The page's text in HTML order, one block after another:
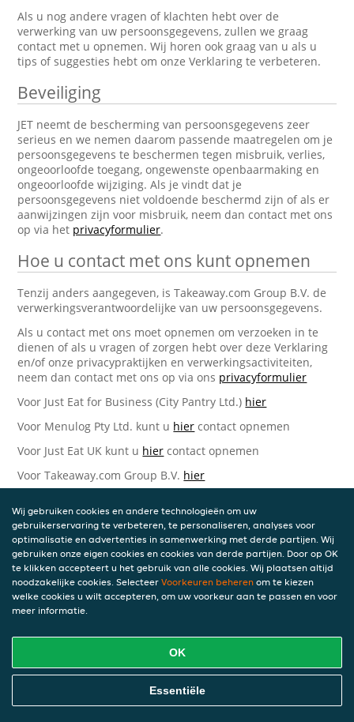
Als u nog andere vragen of klachten hebt over de
verwerking van uw persoonsgegevens, zullen we graag
contact met u opnemen. Wij horen ook graag van u als u
tips of suggesties hebt om onze Verklaring te verbeteren.
Beveiliging
JET neemt de bescherming van persoonsgegevens zeer
serieus en we nemen daarom passende maatregelen om je
persoonsgegevens te beschermen tegen misbruik, verlies,
ongeoorloofde toegang, ongewenste openbaarmaking en
ongeoorloofde wijziging. Als je vindt dat je
persoonsgegevens niet voldoende beschermd zijn of als er
aanwijzingen zijn voor misbruik, neem dan contact met ons
op via het privacyformulier.
Hoe u contact met ons kunt opnemen
Tenzij anders aangegeven, is Takeaway.com Group B.V. de
verwerkingsverantwoordelijke van uw persoonsgegevens.
Als u contact met ons moet opnemen om verzoeken in te
dienen of als u vragen of zorgen hebt over deze Verklaring
en/of onze privacypraktijken en verwerkingsactiviteiten,
neem dan contact met ons op via ons privacyformulier
Voor Just Eat for Business (City Pantry Ltd.) hier
Voor Menulog Pty Ltd. kunt u hier contact opnemen
Voor Just Eat UK kunt u hier contact opnemen
Voor Takeaway.com Group B.V. hier
Takeaway.com Group B.V.
Piet Heinkade 61
1019 GM Amsterdam
Nederland
Bijgewerkte versies van deze
Wij kunnen deze Verklaring van tijd tot tijd bijwerken als
reactie op veranderende juridische, technische of zakelijke
ontwikkelingen. Wanneer wij onze Privacyverklaring
bijwerken, zullen wij passende maatregelen nemen om u
Wij gebruiken cookies en andere technologieën om uw
gebruikerservaring te verbeteren, te personaliseren, analyses voor
optimalisatie en advertenties in samenwerking met derde partijen. Wij
gebruiken onze eigen cookies en cookies van derde partijen. Door op OK
te klikken accepteert u het gebruik van alle cookies. Wij plaatsen altijd
noodzakelijke cookies. Selecteer Voorkeuren beheren om te kiezen
welke cookies u wilt accepteren, om uw voorkeur aan te passen en voor
meer informatie.
OK
Essentiële